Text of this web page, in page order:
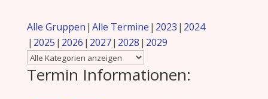
Alle Gruppen Alle Termine 2023 2024
2025 2026 2027 2028 2029
Termin Informationen: